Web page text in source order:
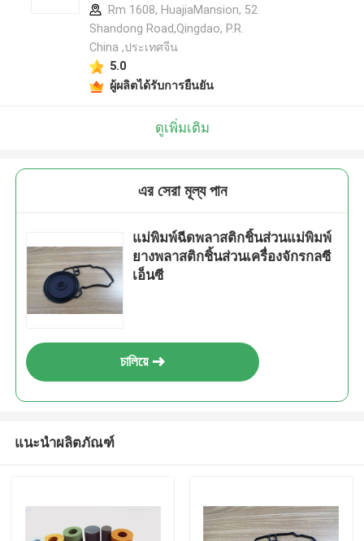
Rm 1608, HuajiaMansion, 52
Shandong Road,Qingdao, P.R.
China ,ประเทศจีน
5.0
ผู้ผลิตได้รับการยืนยัน
ดูเพิ่มเติม
এর সেরা মূল্য পান
แม่พิมพ์ฉีดพลาสติกชิ้นส่วนแม่พิมพ์
ยางพลาสติกชิ้นส่วนเครื่องจักรกลซี
เอ็นซี
চালিয়ে
แนะนำผลิตภัณฑ์